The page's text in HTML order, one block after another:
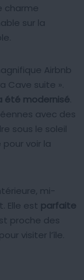
charme
sur la
Airbnb
Cave suite ».
été modernisé
avec des
sous le soleil
voir la
mi-
Elle est parfaite
proche des
visiter l’île.